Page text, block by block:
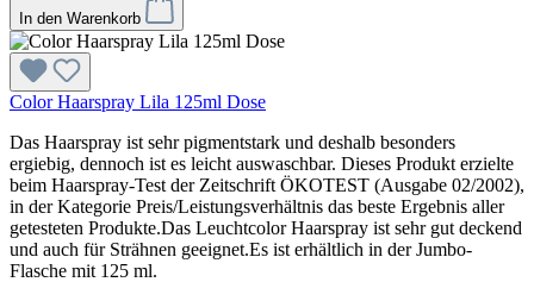
In den Warenkorb
Color Haarspray Lila 125ml Dose
Das Haarspray ist sehr pigmentstark und deshalb besonders
ergiebig, dennoch ist es leicht auswaschbar. Dieses Produkt erzielte
beim Haarspray-Test der Zeitschrift ÖKOTEST (Ausgabe 02/2002),
in der Kategorie Preis/Leistungsverhältnis das beste Ergebnis aller
getesteten Produkte.Das Leuchtcolor Haarspray ist sehr gut deckend
und auch für Strähnen geeignet.Es ist erhältlich in der Jumbo-
Flasche mit 125 ml.